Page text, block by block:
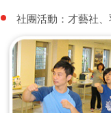
社團活動：才藝社